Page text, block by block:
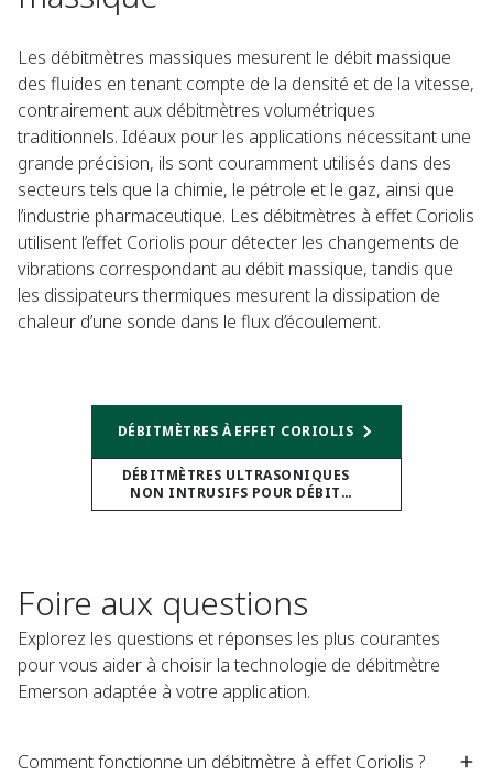
Les débitmètres massiques mesurent le débit massique
des fluides en tenant compte de la densité et de la vitesse,
contrairement aux débitmètres volumétriques
traditionnels. Idéaux pour les applications nécessitant une
grande précision, ils sont couramment utilisés dans des
secteurs tels que la chimie, le pétrole et le gaz, ainsi que
l’industrie pharmaceutique. Les débitmètres à effet Coriolis
utilisent l’effet Coriolis pour détecter les changements de
vibrations correspondant au débit massique, tandis que
les dissipateurs thermiques mesurent la dissipation de
chaleur d’une sonde dans le flux d’écoulement.​
DÉBITMÈTRES À EFFET CORIOLIS​
DÉBITMÈTRES ULTRASONIQUES
NON INTRUSIFS POUR DÉBIT
MASSIQUE​
Foire aux questions
Explorez les questions et réponses les plus courantes
pour vous aider à choisir la technologie de débitmètre
Emerson adaptée à votre application.​
Comment fonctionne un débitmètre à effet Coriolis ?​